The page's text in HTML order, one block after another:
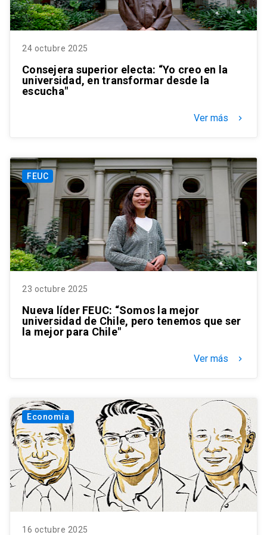
24 octubre 2025
Consejera superior electa: “Yo creo en la
universidad, en transformar desde la
escucha"
Ver más keyboard_arrow_right
FEUC
23 octubre 2025
Nueva líder FEUC: “Somos la mejor
universidad de Chile, pero tenemos que ser
la mejor para Chile"
Ver más keyboard_arrow_right
Economía
16 octubre 2025